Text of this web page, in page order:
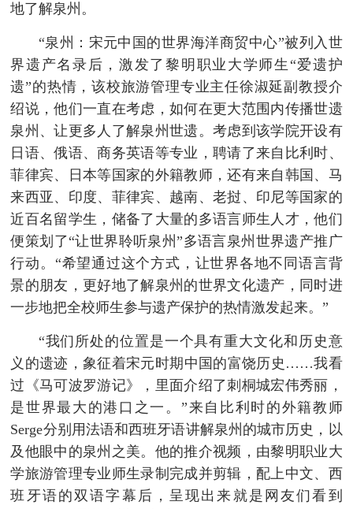
地了解泉州。
“泉州：宋元中国的世界海洋商贸中心”被列入世
界遗产名录后，激发了黎明职业大学师生“爱遗护
遗”的热情，该校旅游管理专业主任徐淑延副教授介
绍说，他们一直在考虑，如何在更大范围内传播世遗
泉州、让更多人了解泉州世遗。考虑到该学院开设有
日语、俄语、商务英语等专业，聘请了来自比利时、
菲律宾、日本等国家的外籍教师，还有来自韩国、马
来西亚、印度、菲律宾、越南、老挝、印尼等国家的
近百名留学生，储备了大量的多语言师生人才，他们
便策划了“让世界聆听泉州”多语言泉州世界遗产推广
行动。“希望通过这个方式，让世界各地不同语言背
景的朋友，更好地了解泉州的世界文化遗产，同时进
一步地把全校师生参与遗产保护的热情激发起来。”
“我们所处的位置是一个具有重大文化和历史意
义的遗迹，象征着宋元时期中国的富饶历史……我看
过《马可波罗游记》，里面介绍了刺桐城宏伟秀丽，
是世界最大的港口之一。”来自比利时的外籍教师
Serge分别用法语和西班牙语讲解泉州的城市历史，以
及他眼中的泉州之美。他的推介视频，由黎明职业大
学旅游管理专业师生录制完成并剪辑，配上中文、西
班牙语的双语字幕后，呈现出来就是网友们看到